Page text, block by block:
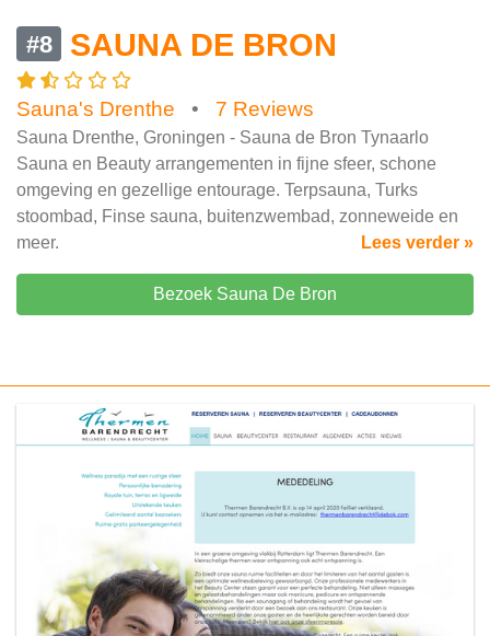
#8 SAUNA DE BRON
Sauna's Drenthe • 7 Reviews
Sauna Drenthe, Groningen - Sauna de Bron Tynaarlo
Sauna en Beauty arrangementen in fijne sfeer, schone
omgeving en gezellige entourage. Terpsauna, Turks
stoombad, Finse sauna, buitenzwembad, zonneweide en
meer.
Lees verder »
Bezoek Sauna De Bron